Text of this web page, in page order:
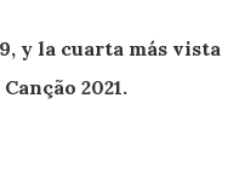
y la cuarta más vista
2021.